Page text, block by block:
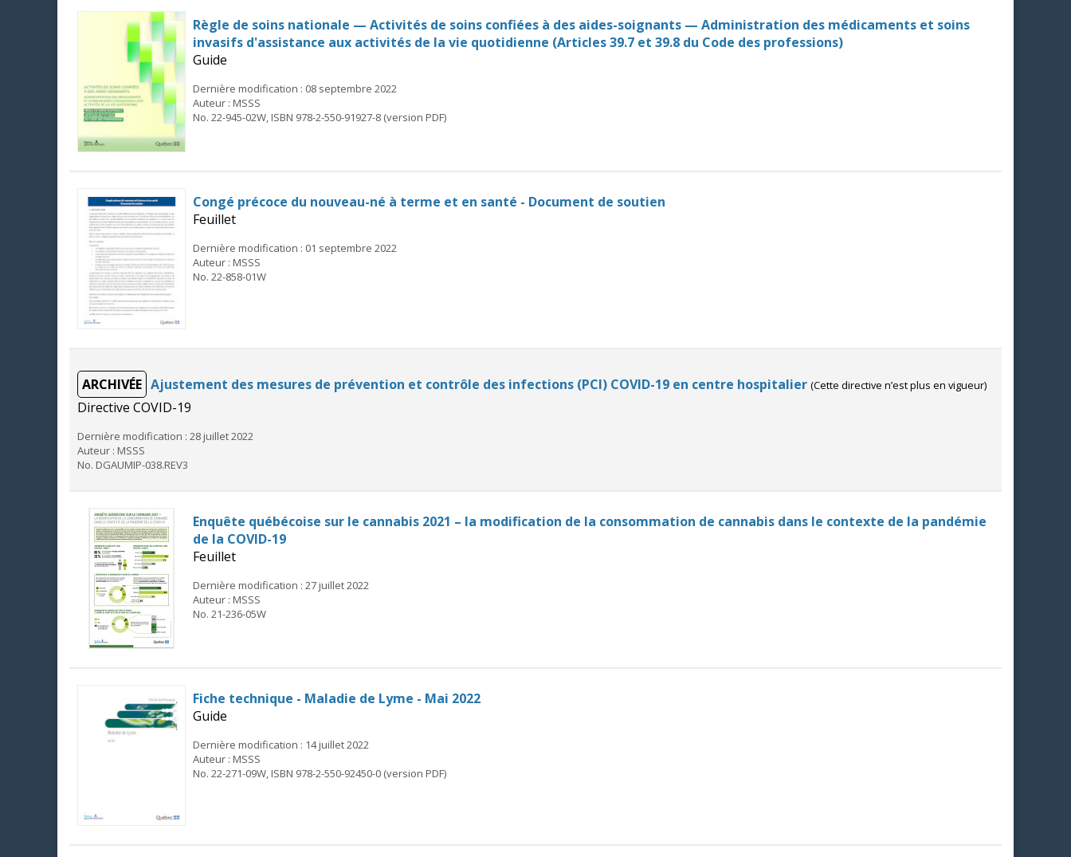
Règle de soins nationale — Activités de soins confiées à des aides-soignants — Administration des médicaments et soins
invasifs d'assistance aux activités de la vie quotidienne (Articles 39.7 et 39.8 du Code des professions)
Guide
Dernière modification : 08 septembre 2022
Auteur : MSSS
No. 22-945-02W, ISBN 978-2-550-91927-8 (version PDF)
Congé précoce du nouveau-né à terme et en santé - Document de soutien
Feuillet
Dernière modification : 01 septembre 2022
Auteur : MSSS
No. 22-858-01W
ARCHIVÉE Ajustement des mesures de prévention et contrôle des infections (PCI) COVID-19 en centre hospitalier (Cette directive n’est plus en vigueur)
Directive COVID-19
Dernière modification : 28 juillet 2022
Auteur : MSSS
No. DGAUMIP-038.REV3
Enquête québécoise sur le cannabis 2021 – la modification de la consommation de cannabis dans le contexte de la pandémie
de la COVID-19
Feuillet
Dernière modification : 27 juillet 2022
Auteur : MSSS
No. 21-236-05W
Fiche technique - Maladie de Lyme - Mai 2022
Guide
Dernière modification : 14 juillet 2022
Auteur : MSSS
No. 22-271-09W, ISBN 978-2-550-92450-0 (version PDF)